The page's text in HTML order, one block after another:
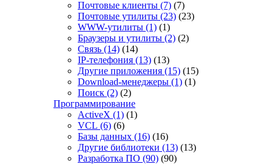
Почтовые клиенты (7) (7)
Почтовые утилиты (23) (23)
WWW-утилиты (1) (1)
Браузеры и утилиты (2) (2)
Связь (14) (14)
IP-телефония (13) (13)
Другие приложения (15) (15)
Download-менеджеры (1) (1)
Поиск (2) (2)
Программирование
ActiveX (1) (1)
VCL (6) (6)
Базы данных (16) (16)
Другие библиотеки (13) (13)
Разработка ПО (90) (90)